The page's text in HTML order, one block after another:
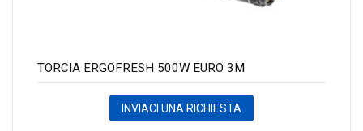
TORCIA ERGOFRESH 500W EURO 3M
INVIACI UNA RICHIESTA